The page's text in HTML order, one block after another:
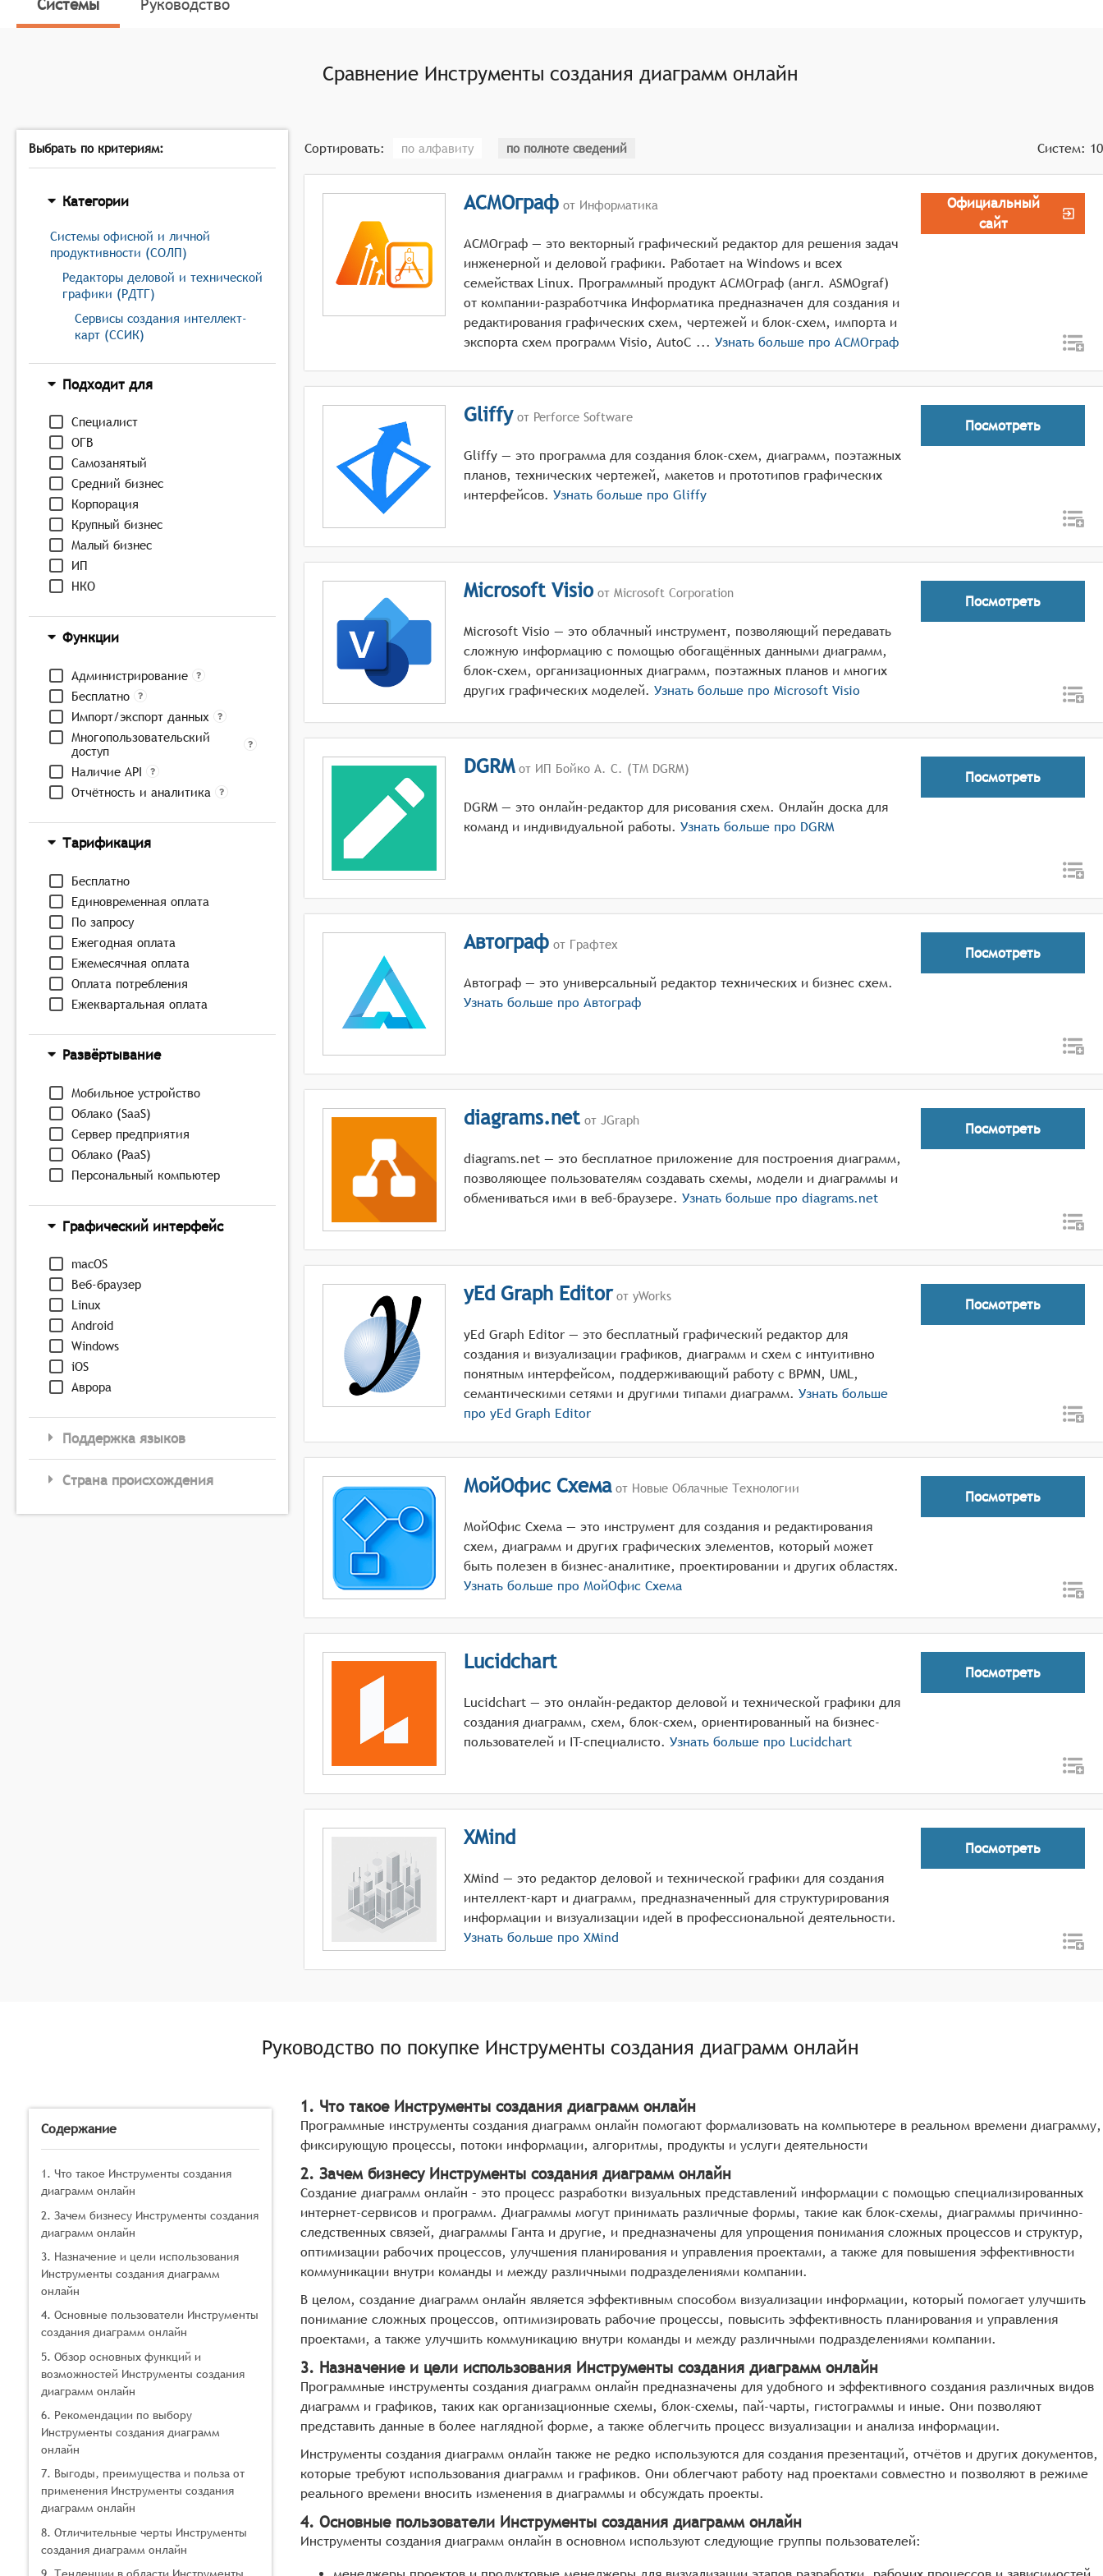
комментарии и примечания к диаграммам, делая их более понятными и информативными.
Совместная работа и управление версиями: Системы должны предоставлять возможности для совместной работы над диаграммами и управления версиями, позволяя
Системы Руководство
Сравнение Инструменты создания диаграмм онлайн
Выбрать по критериям:
Категории
Системы офисной и личной
продуктивности (СОЛП)
Редакторы деловой и технической
графики (РДТГ)
Сервисы создания интеллект-
карт (ССИК)
Подходит для
Специалист
ОГВ
Самозанятый
Средний бизнес
Корпорация
Крупный бизнес
Малый бизнес
ИП
НКО
Функции
Администрирование
Бесплатно
Импорт/экспорт данных
Многопользовательский
доступ
Наличие API
Отчётность и аналитика
Тарификация
Бесплатно
Единовременная оплата
По запросу
Ежегодная оплата
Ежемесячная оплата
Оплата потребления
Ежеквартальная оплата
Развёртывание
Мобильное устройство
Облако (SaaS)
Сервер предприятия
Облако (PaaS)
Персональный компьютер
Графический интерфейс
macOS
Веб-браузер
Linux
Android
Windows
iOS
Аврора
Поддержка языков
Страна происхождения
Сортировать: по алфавиту по полноте сведений Систем: 10
АСМОграф от Информатика
АСМОграф — это векторный графический редактор для решения задач
инженерной и деловой графики. Работает на Windows и всех
семействах Linux. Программный продукт АСМОграф (англ. ASMOgraf)
от компании-разработчика Информатика предназначен для создания и
редактирования графических схем, чертежей и блок-схем, импорта и
экспорта схем программ Visio, AutoC ... Узнать больше про АСМОграф
Официальный
сайт
Gliffy от Perforce Software
Gliffy — это программа для создания блок-схем, диаграмм, поэтажных
планов, технических чертежей, макетов и прототипов графических
интерфейсов. Узнать больше про Gliffy
Посмотреть
Microsoft Visio от Microsoft Corporation
Microsoft Visio — это облачный инструмент, позволяющий передавать
сложную информацию с помощью обогащённых данными диаграмм,
блок-схем, организационных диаграмм, поэтажных планов и многих
других графических моделей. Узнать больше про Microsoft Visio
Посмотреть
DGRMот ИП Бойко А. С. (ТМ DGRM)
DGRM — это онлайн-редактор для рисования схем. Онлайн доска для
команд и индивидуальной работы. Узнать больше про DGRM
Посмотреть
Автограф от Графтех
Автограф — это универсальный редактор технических и бизнес схем.
Узнать больше про Автограф
Посмотреть
diagrams.net от JGraph
diagrams.net — это бесплатное приложение для построения диаграмм,
позволяющее пользователям создавать схемы, модели и диаграммы и
обмениваться ими в веб-браузере. Узнать больше про diagrams.net
Посмотреть
yEd Graph Editorот yWorks
yEd Graph Editor — это бесплатный графический редактор для
создания и визуализации графиков, диаграмм и схем с интуитивно
понятным интерфейсом, поддерживающий работу с BPMN, UML,
семантическими сетями и другими типами диаграмм. Узнать больше
про yEd Graph Editor
Посмотреть
МойОфис Схемаот Новые Облачные Технологии
МойОфис Схема — это инструмент для создания и редактирования
схем, диаграмм и других графических элементов, который может
быть полезен в бизнес-аналитике, проектировании и других областях.
Узнать больше про МойОфис Схема
Посмотреть
Lucidchart
Lucidchart — это онлайн-редактор деловой и технической графики для
создания диаграмм, схем, блок-схем, ориентированный на бизнес-
пользователей и IT-специалисто. Узнать больше про Lucidchart
Посмотреть
XMind
XMind — это редактор деловой и технической графики для создания
интеллект-карт и диаграмм, предназначенный для структурирования
информации и визуализации идей в профессиональной деятельности.
Узнать больше про XMind
Посмотреть
Руководство по покупке Инструменты создания диаграмм онлайн
Содержание
1. Что такое Инструменты создания
диаграмм онлайн
2. Зачем бизнесу Инструменты создания
диаграмм онлайн
3. Назначение и цели использования
Инструменты создания диаграмм
онлайн
4. Основные пользователи Инструменты
создания диаграмм онлайн
5. Обзор основных функций и
возможностей Инструменты создания
диаграмм онлайн
6. Рекомендации по выбору
Инструменты создания диаграмм
онлайн
7. Выгоды, преимущества и польза от
применения Инструменты создания
диаграмм онлайн
8. Отличительные черты Инструменты
создания диаграмм онлайн
1. Что такое Инструменты создания диаграмм онлайн
Программные инструменты создания диаграмм онлайн помогают формализовать на компьютере в реальном времени диаграмму,
фиксирующую процессы, потоки информации, алгоритмы, продукты и услуги деятельности
2. Зачем бизнесу Инструменты создания диаграмм онлайн
Создание диаграмм онлайн – это процесс разработки визуальных представлений информации с помощью специализированных
интернет-сервисов и программ. Диаграммы могут принимать различные формы, такие как блок-схемы, диаграммы причинно-
следственных связей, диаграммы Ганта и другие, и предназначены для упрощения понимания сложных процессов и структур,
оптимизации рабочих процессов, улучшения планирования и управления проектами, а также для повышения эффективности
коммуникации внутри команды и между различными подразделениями компании.
В целом, создание диаграмм онлайн является эффективным способом визуализации информации, который помогает улучшить
понимание сложных процессов, оптимизировать рабочие процессы, повысить эффективность планирования и управления
проектами, а также улучшить коммуникацию внутри команды и между различными подразделениями компании.
3. Назначение и цели использования Инструменты создания диаграмм онлайн
Программные инструменты создания диаграмм онлайн предназначены для удобного и эффективного создания различных видов
диаграмм и графиков, таких как организационные схемы, блок-схемы, пай-чарты, гистограммы и иные. Они позволяют
представить данные в более наглядной форме, а также облегчить процесс визуализации и анализа информации.
Инструменты создания диаграмм онлайн также не редко используются для создания презентаций, отчётов и других документов,
которые требуют использования диаграмм и графиков. Они облегчают работу над проектами совместно и позволяют в режиме
реального времени вносить изменения в диаграммы и обсуждать проекты.
4. Основные пользователи Инструменты создания диаграмм онлайн
Инструменты создания диаграмм онлайн в основном используют следующие группы пользователей: